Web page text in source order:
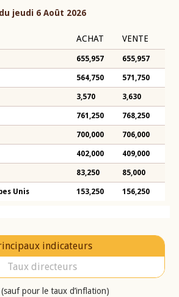
jeudi 6 Août 2026
ACHAT VENTE
655,957 655,957
564,750 571,750
3,570 3,630
761,250 768,250
700,000 706,000
402,000 409,000
83,250 85,000
Unis 153,250 156,250
indicateurs
Taux directeurs
pour le taux d’inflation)